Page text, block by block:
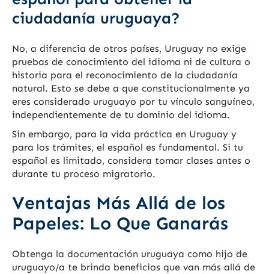
ciudadanía uruguaya?
No, a diferencia de otros países, Uruguay no exige
pruebas de conocimiento del idioma ni de cultura o
historia para el reconocimiento de la ciudadanía
natural. Esto se debe a que constitucionalmente ya
eres considerado uruguayo por tu vínculo sanguíneo,
independientemente de tu dominio del idioma.
Sin embargo, para la vida práctica en Uruguay y
para los trámites, el español es fundamental. Si tu
español es limitado, considera tomar clases antes o
durante tu proceso migratorio.
Ventajas Más Allá de los
Papeles: Lo Que Ganarás
Obtenga la documentación uruguaya como hijo de
uruguayo/a te brinda beneficios que van más allá de